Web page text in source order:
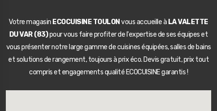
Votre magasin ECOCUISINE TOULON vous accueille à LA VALETTE
DU VAR (83)pour vous faire profiter de l'expertise de ses équipes et
vous présenter notre large gamme de cuisines équipées, salles de bains
et solutions de rangement, toujours à prix éco. Devis gratuit, prix tout
compris et engagements qualité ECOCUISINE garantis !